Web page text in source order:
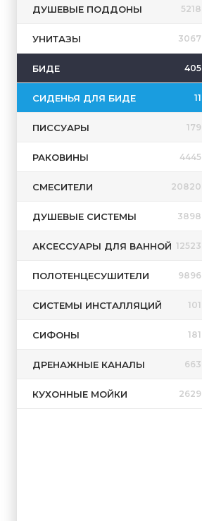
ДУШЕВЫЕ ПОДДОНЫ 5218
УНИТАЗЫ 3067
БИДЕ 405
СИДЕНЬЯ ДЛЯ БИДЕ 11
ПИССУАРЫ 179
РАКОВИНЫ 4445
СМЕСИТЕЛИ 20820
ДУШЕВЫЕ СИСТЕМЫ 3898
АКСЕССУАРЫ ДЛЯ ВАННОЙ 12523
ПОЛОТЕНЦЕСУШИТЕЛИ 9896
СИСТЕМЫ ИНСТАЛЛЯЦИЙ 101
СИФОНЫ 181
ДРЕНАЖНЫЕ КАНАЛЫ 663
КУХОННЫЕ МОЙКИ 2629